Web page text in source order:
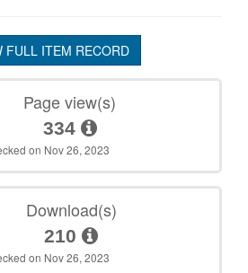
FULL ITEM RECORD
Page view(s)
334
on Nov 26, 2023
Download(s)
210
on Nov 26, 2023